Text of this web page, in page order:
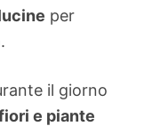
per
il giorno
e piante